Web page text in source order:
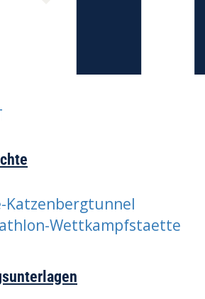
Katzenbergtunnel
Wettkampfstaette